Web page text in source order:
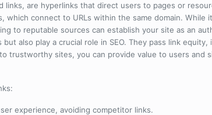
links, are hyperlinks that direct users to pages or
which connect to URLs within the same domain. While
to reputable sources can establish your site as an
also play a crucial role in SEO. They pass link equity,
trustworthy sites, you can provide value to users and
experience, avoiding competitor links.